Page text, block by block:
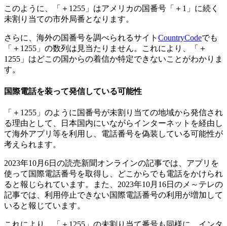
このように、「＋1255」はアメリカの国番号「＋1」に続く
未割り当ての市外局番となります。
さらに、海外の国番号を調べられるサイト CountryCodeでも
「＋1255」の数列は見当たりません。これにより、「＋
1255」はどこの国からの着信か特定できないことがわかりま
す。
国際電話を装って発信している可能性
「＋1255」のように国番号が未割り当ての地域から発信され
る理由として、日本国内にいながらインターネットを経由し
て海外アプリ等を利用し、電話番号を偽装している可能性が
考えられます。
2023年10月6日の読売新聞オンラインの記事では、アプリを
使って国際電話番号を取得し、どこからでも電話をかけられ
ると報じられています。また、2023年10月16日のメ～テレの
記事では、利用停止できない国際電話番号の利用が増加して
いると報じています。
これにより、「＋1255」の未割り当て番号も同様に、インタ